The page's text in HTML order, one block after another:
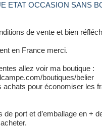
ETAT OCCASION SANS
de vente et bien
en France merci.
allez voir ma boutique :
boutiques/belier
achats pour économiser les
de port et d’emballage en +